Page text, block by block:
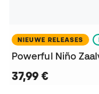
NIEUWE RELEASES
Powerful Niño
37,99 €